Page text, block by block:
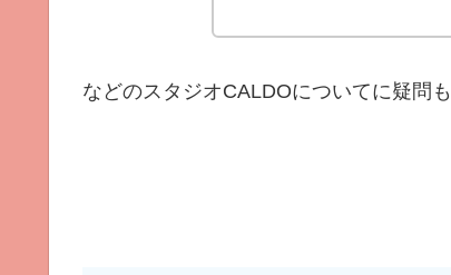
などのスタジオCALDOについてに疑問